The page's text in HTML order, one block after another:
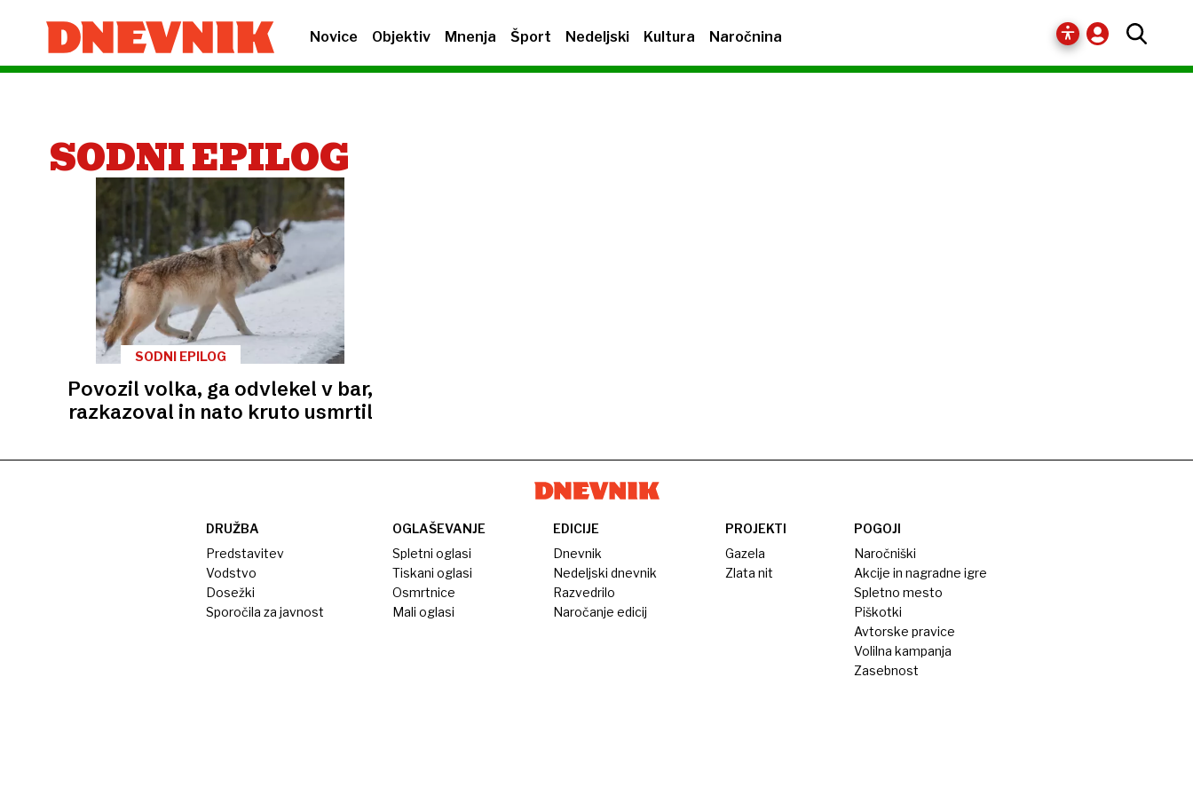
Novice Objektiv Mnenja Šport Nedeljski Kultura Naročnina
SODNI EPILOG
SODNI EPILOG
Povozil volka, ga odvlekel v bar,
razkazoval in nato kruto usmrtil
DRUŽBA
Predstavitev
Vodstvo
Dosežki
Sporočila za javnost
OGLAŠEVANJE
Spletni oglasi
Tiskani oglasi
Osmrtnice
Mali oglasi
EDICIJE
Dnevnik
Nedeljski dnevnik
Razvedrilo
Naročanje edicij
PROJEKTI
Gazela
Zlata nit
POGOJI
Naročniški
Akcije in nagradne igre
Spletno mesto
Piškotki
Avtorske pravice
Volilna kampanja
Zasebnost